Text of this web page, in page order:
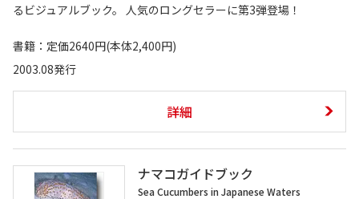
るビジュアルブック。 人気のロングセラーに第3弾登場！
書籍：定価2640円(本体2,400円)
2003.08発行
詳細
ナマコガイドブック
Sea Cucumbers in Japanese Waters